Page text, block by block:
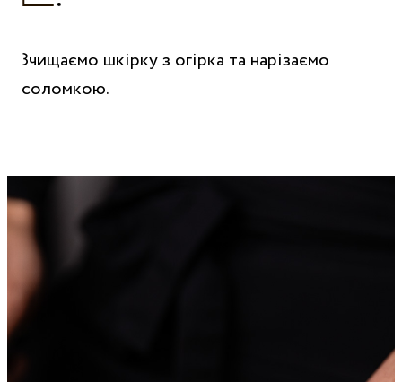
Зчищаємо шкірку з огірка та нарізаємо
соломкою.